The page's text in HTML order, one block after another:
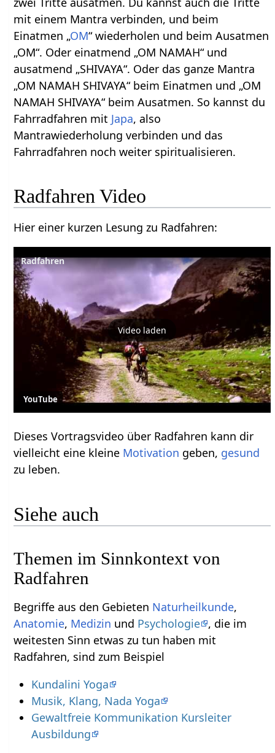
mit einem Mantra verbinden, und beim
Einatmen „OM“ wiederholen und beim Ausatmen
„OM“. Oder einatmend „OM NAMAH“ und
ausatmend „SHIVAYA“. Oder das ganze Mantra
„OM NAMAH SHIVAYA“ beim Einatmen und „OM
NAMAH SHIVAYA“ beim Ausatmen. So kannst du
Fahrradfahren mit Japa, also
Mantrawiederholung verbinden und das
Fahrradfahren noch weiter spiritualisieren.
Radfahren Video
Hier einer kurzen Lesung zu Radfahren:
Radfahren
Video laden
YouTube
Dieses Vortragsvideo über Radfahren kann dir
vielleicht eine kleine Motivation geben, gesund
zu leben.
Siehe auch
Themen im Sinnkontext von
Radfahren
Begriffe aus den Gebieten Naturheilkunde,
Anatomie, Medizin und Psychologie , die im
weitesten Sinn etwas zu tun haben mit
Radfahren, sind zum Beispiel
Kundalini Yoga
Musik, Klang, Nada Yoga
Gewaltfreie Kommunikation Kursleiter
Ausbildung